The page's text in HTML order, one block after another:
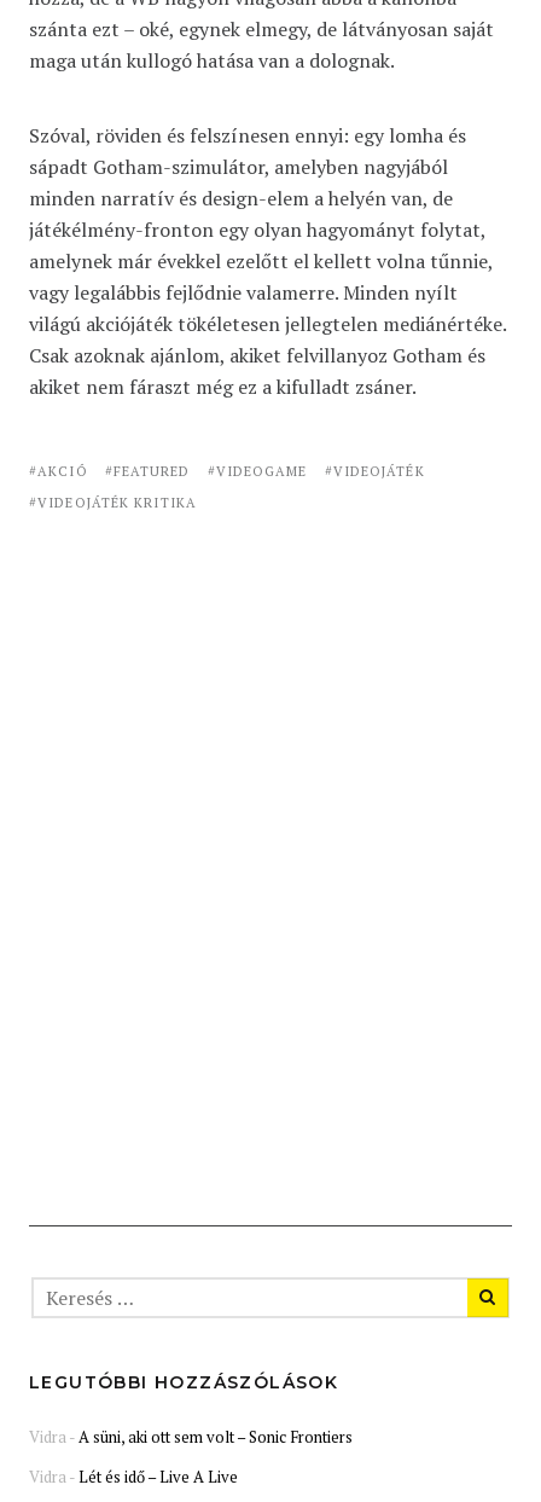
szánta ezt – oké, egynek elmegy, de látványosan saját
maga után kullogó hatása van a dolognak.
Szóval, röviden és felszínesen ennyi: egy lomha és
sápadt Gotham-szimulátor, amelyben nagyjából
minden narratív és design-elem a helyén van, de
játékélmény-fronton egy olyan hagyományt folytat,
amelynek már évekkel ezelőtt el kellett volna tűnnie,
vagy legalábbis fejlődnie valamerre. Minden nyílt
világú akciójáték tökéletesen jellegtelen mediánértéke.
Csak azoknak ajánlom, akiket felvillanyoz Gotham és
akiket nem fáraszt még ez a kifulladt zsáner.
AKCIÓ FEATURED VIDEOGAME
VIDEOJÁTÉK
VIDEOJÁTÉK KRITIKA
LEGUTÓBBI HOZZÁSZÓLÁSOK
Vidra-A süni, aki ott sem volt – Sonic Frontiers
Vidra-Lét és idő – Live A Live